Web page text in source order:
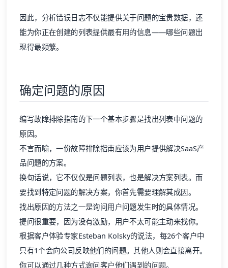
因此，分析错误日志不仅能提供关于问题的宝贵数据，还
能为你正在创建的列表提供最有用的信息——哪些问题出
现得最频繁。
确定问题的原因
编写故障排除指南的下一个基本步骤是找出列表中问题的
原因。
不言而喻，一份故障排除指南应该为用户提供解决SaaS产
品问题的方案。
换句话说，它不仅仅是问题列表，也是解决方案列表。而
要找到特定问题的解决方案，你首先需要理解其成因。
找出原因的方法之一是询问用户问题发生时的具体情况。
提问很重要，因为没有激励，用户不太可能主动来找你。
根据客户体验专家Esteban Kolsky的说法，每26个客户中
只有1个会向公司反映他们的问题。其他人则会直接离开。
你可以通过几种方式询问客户他们遇到的问题。